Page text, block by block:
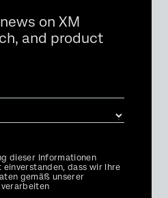
on XM
and product
dieser Informationen
dass wir Ihre
gemäß unserer
verarbeiten